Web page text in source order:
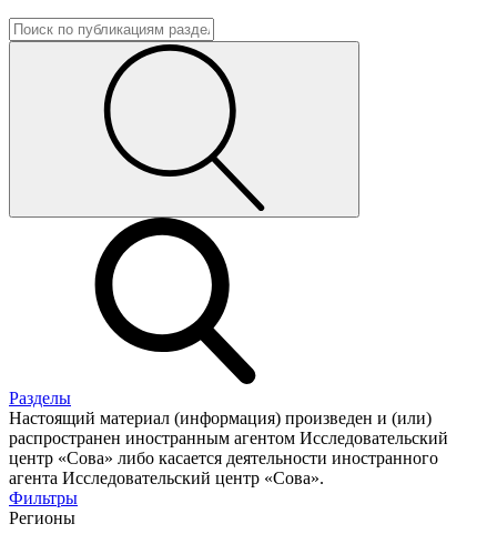
Разделы
Настоящий материал (информация) произведен и (или)
распространен иностранным агентом Исследовательский
центр «Сова» либо касается деятельности иностранного
агента Исследовательский центр «Сова».
Фильтры
Регионы